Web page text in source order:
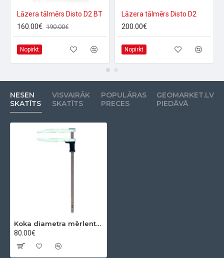
Lāzera tālmērs Disto D2 BT
160.00€ 190.00€
Nopirkt
Lāzera tālmērs Disto D2
200.00€
Nopirkt
NESEN
SKATĪTS
VISVAIRĀK
SKATĪTS
POPULĀRAS
PRECES
GEOMARKET.LV
PIEDĀVĀ
Koka diametra mērlente Waldfix 40 cm
80.00€